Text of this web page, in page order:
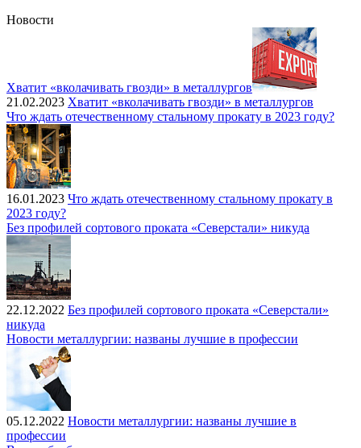
Новости
Хватит «вколачивать гвозди» в металлургов
21.02.2023 Хватит «вколачивать гвозди» в металлургов
Что ждать отечественному стальному прокату в 2023 году?
16.01.2023 Что ждать отечественному стальному прокату в
2023 году?
Без профилей сортового проката «Северстали» никуда
22.12.2022 Без профилей сортового проката «Северстали»
никуда
Новости металлургии: названы лучшие в профессии
05.12.2022 Новости металлургии: названы лучшие в
профессии